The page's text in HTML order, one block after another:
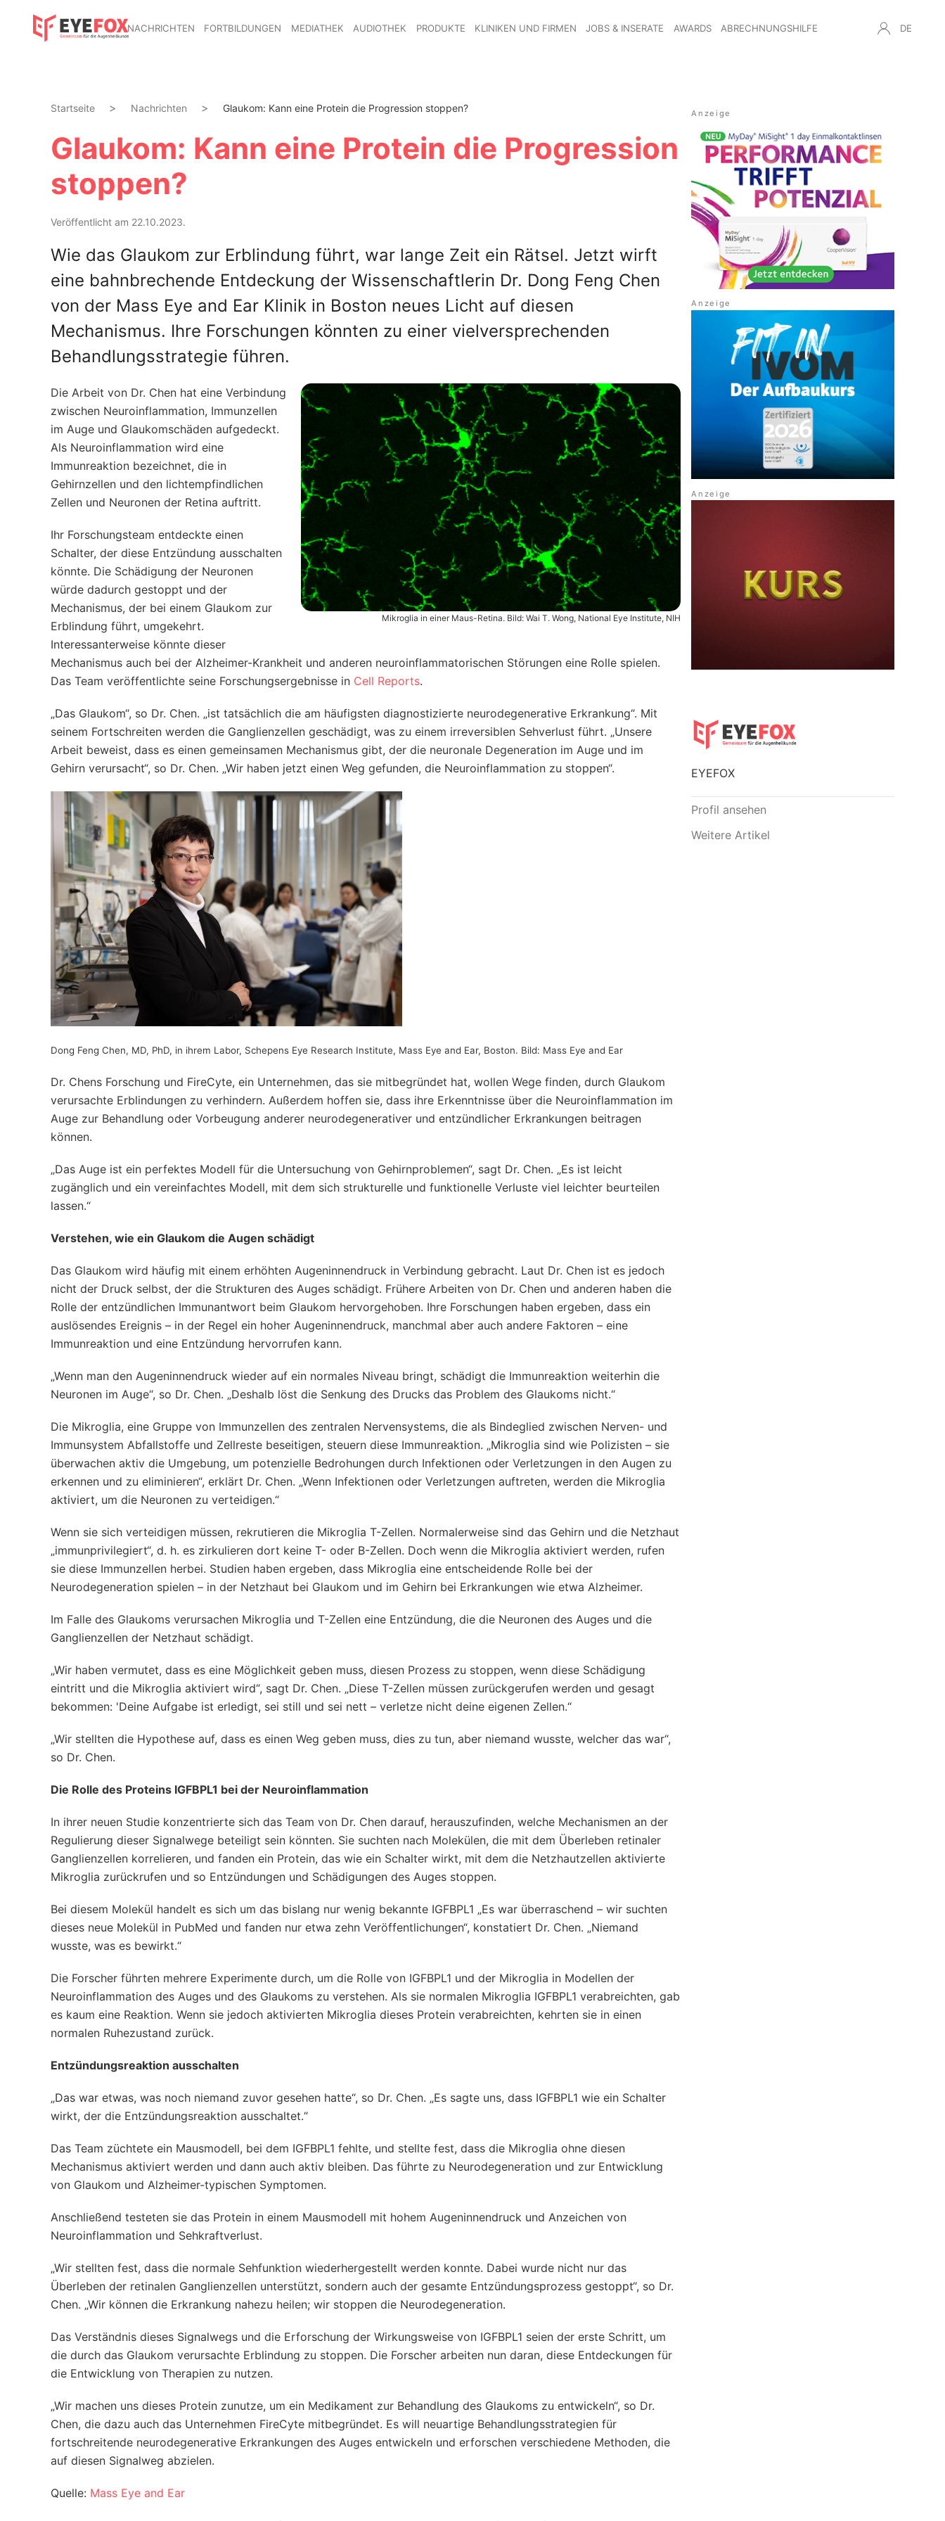
NACHRICHTEN FORTBILDUNGEN MEDIATHEK AUDIOTHEK PRODUKTE KLINIKEN UND FIRMEN JOBS & INSERATE AWARDS ABRECHNUNGSHILFE DE
Startseite Nachrichten Glaukom: Kann eine Protein die Progression stoppen?
Glaukom: Kann eine Protein die Progression
stoppen?
Veröffentlicht am 22.10.2023.
Wie das Glaukom zur Erblindung führt, war lange Zeit ein Rätsel. Jetzt wirft
eine bahnbrechende Entdeckung der Wissenschaftlerin Dr. Dong Feng Chen
von der Mass Eye and Ear Klinik in Boston neues Licht auf diesen
Mechanismus. Ihre Forschungen könnten zu einer vielversprechenden
Behandlungsstrategie führen.
Mikroglia in einer Maus-Retina. Bild: Wai T. Wong, National Eye Institute, NIH
Die Arbeit von Dr. Chen hat eine Verbindung
zwischen Neuroinflammation, Immunzellen
im Auge und Glaukomschäden aufgedeckt.
Als Neuroinflammation wird eine
Immunreaktion bezeichnet, die in
Gehirnzellen und den lichtempfindlichen
Zellen und Neuronen der Retina auftritt.
Ihr Forschungsteam entdeckte einen
Schalter, der diese Entzündung ausschalten
könnte. Die Schädigung der Neuronen
würde dadurch gestoppt und der
Mechanismus, der bei einem Glaukom zur
Erblindung führt, umgekehrt.
Interessanterweise könnte dieser
Mechanismus auch bei der Alzheimer-Krankheit und anderen neuroinflammatorischen Störungen eine Rolle spielen.
Das Team veröffentlichte seine Forschungsergebnisse in Cell Reports.
„Das Glaukom“, so Dr. Chen. „ist tatsächlich die am häufigsten diagnostizierte neurodegenerative Erkrankung“. Mit
seinem Fortschreiten werden die Ganglienzellen geschädigt, was zu einem irreversiblen Sehverlust führt. „Unsere
Arbeit beweist, dass es einen gemeinsamen Mechanismus gibt, der die neuronale Degeneration im Auge und im
Gehirn verursacht“, so Dr. Chen. „Wir haben jetzt einen Weg gefunden, die Neuroinflammation zu stoppen“.
Dong Feng Chen, MD, PhD, in ihrem Labor, Schepens Eye Research Institute, Mass Eye and Ear, Boston. Bild: Mass Eye and Ear
Dr. Chens Forschung und FireCyte, ein Unternehmen, das sie mitbegründet hat, wollen Wege finden, durch Glaukom
verursachte Erblindungen zu verhindern. Außerdem hoffen sie, dass ihre Erkenntnisse über die Neuroinflammation im
Auge zur Behandlung oder Vorbeugung anderer neurodegenerativer und entzündlicher Erkrankungen beitragen
können.
„Das Auge ist ein perfektes Modell für die Untersuchung von Gehirnproblemen“, sagt Dr. Chen. „Es ist leicht
zugänglich und ein vereinfachtes Modell, mit dem sich strukturelle und funktionelle Verluste viel leichter beurteilen
lassen.“
Verstehen, wie ein Glaukom die Augen schädigt
Das Glaukom wird häufig mit einem erhöhten Augeninnendruck in Verbindung gebracht. Laut Dr. Chen ist es jedoch
nicht der Druck selbst, der die Strukturen des Auges schädigt. Frühere Arbeiten von Dr. Chen und anderen haben die
Rolle der entzündlichen Immunantwort beim Glaukom hervorgehoben. Ihre Forschungen haben ergeben, dass ein
auslösendes Ereignis – in der Regel ein hoher Augeninnendruck, manchmal aber auch andere Faktoren – eine
Immunreaktion und eine Entzündung hervorrufen kann.
„Wenn man den Augeninnendruck wieder auf ein normales Niveau bringt, schädigt die Immunreaktion weiterhin die
Neuronen im Auge“, so Dr. Chen. „Deshalb löst die Senkung des Drucks das Problem des Glaukoms nicht.“
Die Mikroglia, eine Gruppe von Immunzellen des zentralen Nervensystems, die als Bindeglied zwischen Nerven- und
Immunsystem Abfallstoffe und Zellreste beseitigen, steuern diese Immunreaktion. „Mikroglia sind wie Polizisten – sie
überwachen aktiv die Umgebung, um potenzielle Bedrohungen durch Infektionen oder Verletzungen in den Augen zu
erkennen und zu eliminieren“, erklärt Dr. Chen. „Wenn Infektionen oder Verletzungen auftreten, werden die Mikroglia
aktiviert, um die Neuronen zu verteidigen.“
Wenn sie sich verteidigen müssen, rekrutieren die Mikroglia T-Zellen. Normalerweise sind das Gehirn und die Netzhaut
„immunprivilegiert“, d. h. es zirkulieren dort keine T- oder B-Zellen. Doch wenn die Mikroglia aktiviert werden, rufen
sie diese Immunzellen herbei. Studien haben ergeben, dass Mikroglia eine entscheidende Rolle bei der
Neurodegeneration spielen – in der Netzhaut bei Glaukom und im Gehirn bei Erkrankungen wie etwa Alzheimer.
Im Falle des Glaukoms verursachen Mikroglia und T-Zellen eine Entzündung, die die Neuronen des Auges und die
Ganglienzellen der Netzhaut schädigt.
„Wir haben vermutet, dass es eine Möglichkeit geben muss, diesen Prozess zu stoppen, wenn diese Schädigung
eintritt und die Mikroglia aktiviert wird“, sagt Dr. Chen. „Diese T-Zellen müssen zurückgerufen werden und gesagt
bekommen: 'Deine Aufgabe ist erledigt, sei still und sei nett – verletze nicht deine eigenen Zellen.“
„Wir stellten die Hypothese auf, dass es einen Weg geben muss, dies zu tun, aber niemand wusste, welcher das war“,
so Dr. Chen.
Die Rolle des Proteins IGFBPL1 bei der Neuroinflammation
In ihrer neuen Studie konzentrierte sich das Team von Dr. Chen darauf, herauszufinden, welche Mechanismen an der
Regulierung dieser Signalwege beteiligt sein könnten. Sie suchten nach Molekülen, die mit dem Überleben retinaler
Ganglienzellen korrelieren, und fanden ein Protein, das wie ein Schalter wirkt, mit dem die Netzhautzellen aktivierte
Mikroglia zurückrufen und so Entzündungen und Schädigungen des Auges stoppen.
Bei diesem Molekül handelt es sich um das bislang nur wenig bekannte IGFBPL1 „Es war überraschend – wir suchten
dieses neue Molekül in PubMed und fanden nur etwa zehn Veröffentlichungen“, konstatiert Dr. Chen. „Niemand
wusste, was es bewirkt.“
Die Forscher führten mehrere Experimente durch, um die Rolle von IGFBPL1 und der Mikroglia in Modellen der
Neuroinflammation des Auges und des Glaukoms zu verstehen. Als sie normalen Mikroglia IGFBPL1 verabreichten, gab
es kaum eine Reaktion. Wenn sie jedoch aktivierten Mikroglia dieses Protein verabreichten, kehrten sie in einen
normalen Ruhezustand zurück.
Entzündungsreaktion ausschalten
„Das war etwas, was noch niemand zuvor gesehen hatte“, so Dr. Chen. „Es sagte uns, dass IGFBPL1 wie ein Schalter
wirkt, der die Entzündungsreaktion ausschaltet.“
Das Team züchtete ein Mausmodell, bei dem IGFBPL1 fehlte, und stellte fest, dass die Mikroglia ohne diesen
Mechanismus aktiviert werden und dann auch aktiv bleiben. Das führte zu Neurodegeneration und zur Entwicklung
von Glaukom und Alzheimer-typischen Symptomen.
Anschließend testeten sie das Protein in einem Mausmodell mit hohem Augeninnendruck und Anzeichen von
Neuroinflammation und Sehkraftverlust.
„Wir stellten fest, dass die normale Sehfunktion wiederhergestellt werden konnte. Dabei wurde nicht nur das
Überleben der retinalen Ganglienzellen unterstützt, sondern auch der gesamte Entzündungsprozess gestoppt“, so Dr.
Chen. „Wir können die Erkrankung nahezu heilen; wir stoppen die Neurodegeneration.
Das Verständnis dieses Signalwegs und die Erforschung der Wirkungsweise von IGFBPL1 seien der erste Schritt, um
die durch das Glaukom verursachte Erblindung zu stoppen. Die Forscher arbeiten nun daran, diese Entdeckungen für
die Entwicklung von Therapien zu nutzen.
„Wir machen uns dieses Protein zunutze, um ein Medikament zur Behandlung des Glaukoms zu entwickeln“, so Dr.
Chen, die dazu auch das Unternehmen FireCyte mitbegründet. Es will neuartige Behandlungsstrategien für
fortschreitende neurodegenerative Erkrankungen des Auges entwickeln und erforschen verschiedene Methoden, die
auf diesen Signalweg abzielen.
Quelle: Mass Eye and Ear
EYEFOX
Profil ansehen
Weitere Artikel